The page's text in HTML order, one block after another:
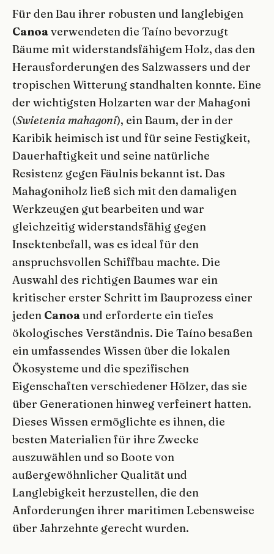
Für den Bau ihrer robusten und langlebigen
Canoaverwendeten die Taíno bevorzugt
Bäume mit widerstandsfähigem Holz, das den
Herausforderungen des Salzwassers und der
tropischen Witterung standhalten konnte. Eine
der wichtigsten Holzarten war der Mahagoni
(Swietenia mahagoni), ein Baum, der in der
Karibik heimisch ist und für seine Festigkeit,
Dauerhaftigkeit und seine natürliche
Resistenz gegen Fäulnis bekannt ist. Das
Mahagoniholz ließ sich mit den damaligen
Werkzeugen gut bearbeiten und war
gleichzeitig widerstandsfähig gegen
Insektenbefall, was es ideal für den
anspruchsvollen Schiffbau machte. Die
Auswahl des richtigen Baumes war ein
kritischer erster Schritt im Bauprozess einer
jeden Canoaund erforderte ein tiefes
ökologisches Verständnis. Die Taíno besaßen
ein umfassendes Wissen über die lokalen
Ökosysteme und die spezifischen
Eigenschaften verschiedener Hölzer, das sie
über Generationen hinweg verfeinert hatten.
Dieses Wissen ermöglichte es ihnen, die
besten Materialien für ihre Zwecke
auszuwählen und so Boote von
außergewöhnlicher Qualität und
Langlebigkeit herzustellen, die den
Anforderungen ihrer maritimen Lebensweise
über Jahrzehnte gerecht wurden.